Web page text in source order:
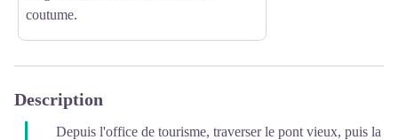
coutume.
Description
Depuis l'office de tourisme, traverser le pont vieux, puis la